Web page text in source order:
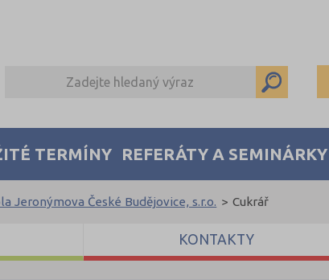
TERMÍNY REFERÁTY A SEMINÁRKY
Jeronýmova České Budějovice, s.r.o. > Cukrář
KONTAKTY